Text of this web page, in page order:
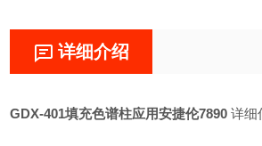
详细介绍
GDX-401填充色谱柱应用安捷伦7890 详细